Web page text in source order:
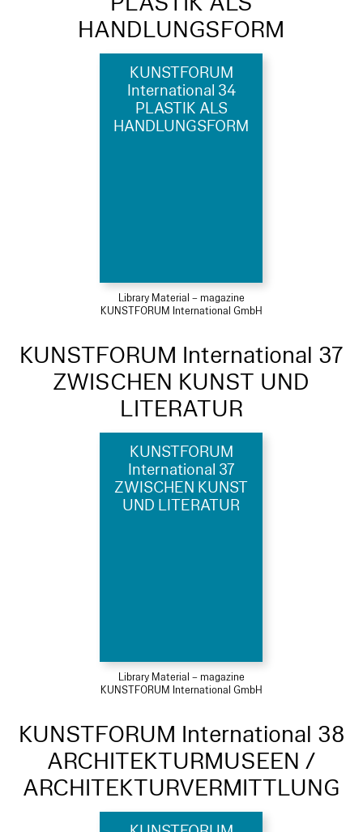
HANDLUNGSFORM
KUNSTFORUM
International 34
PLASTIK ALS
HANDLUNGSFORM
Library Material – magazine
KUNSTFORUM International GmbH
KUNSTFORUM International 37
ZWISCHEN KUNST UND
LITERATUR
KUNSTFORUM
International 37
ZWISCHEN KUNST
UND LITERATUR
Library Material – magazine
KUNSTFORUM International GmbH
KUNSTFORUM International 38
ARCHITEKTURMUSEEN /
ARCHITEKTURVERMITTLUNG